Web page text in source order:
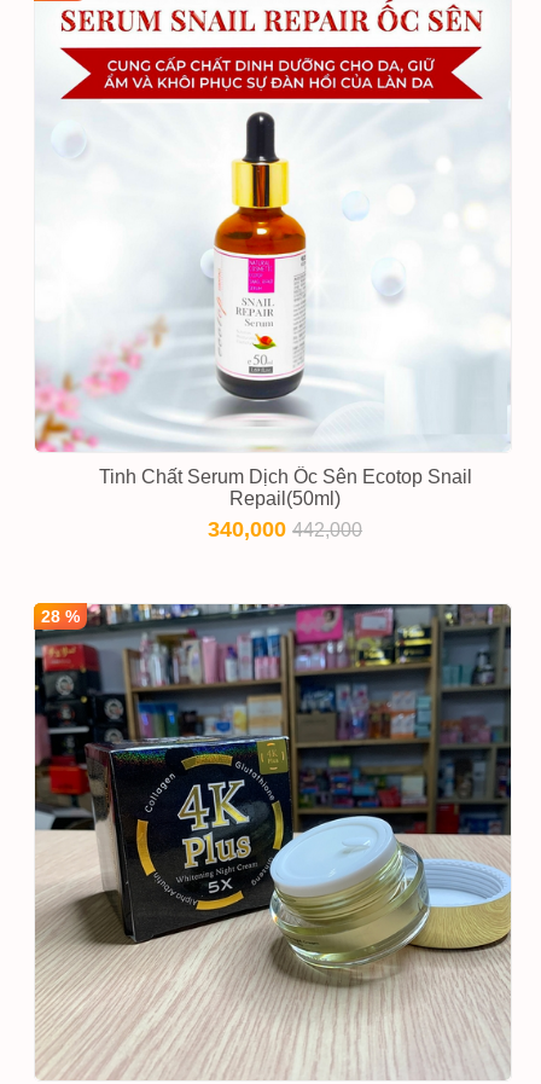
Tinh Chất Serum Dịch Ốc Sên Ecotop Snail
Repail(50ml)
340,000442,000
28 %